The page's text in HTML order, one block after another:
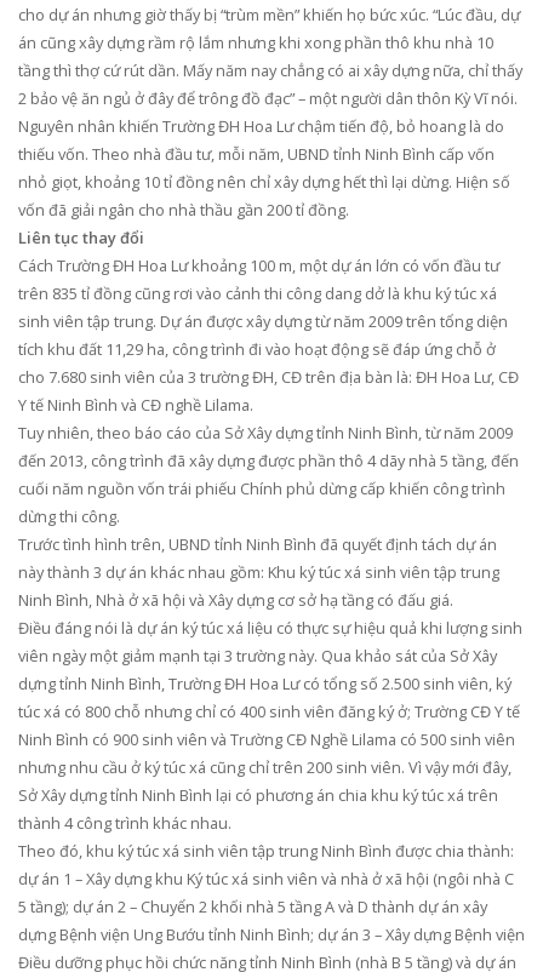
cho dự án nhưng giờ thấy bị “trùm mền” khiến họ bức xúc. “Lúc đầu, dự
án cũng xây dựng rầm rộ lắm nhưng khi xong phần thô khu nhà 10
tầng thì thợ cứ rút dần. Mấy năm nay chẳng có ai xây dựng nữa, chỉ thấy
2 bảo vệ ăn ngủ ở đây để trông đồ đạc” – một người dân thôn Kỳ Vĩ nói.
Nguyên nhân khiến Trường ĐH Hoa Lư chậm tiến độ, bỏ hoang là do
thiếu vốn. Theo nhà đầu tư, mỗi năm, UBND tỉnh Ninh Bình cấp vốn
nhỏ giọt, khoảng 10 tỉ đồng nên chỉ xây dựng hết thì lại dừng. Hiện số
vốn đã giải ngân cho nhà thầu gần 200 tỉ đồng.
Liên tục thay đổi
Cách Trường ĐH Hoa Lư khoảng 100 m, một dự án lớn có vốn đầu tư
trên 835 tỉ đồng cũng rơi vào cảnh thi công dang dở là khu ký túc xá
sinh viên tập trung. Dự án được xây dựng từ năm 2009 trên tổng diện
tích khu đất 11,29 ha, công trình đi vào hoạt động sẽ đáp ứng chỗ ở
cho 7.680 sinh viên của 3 trường ĐH, CĐ trên địa bàn là: ĐH Hoa Lư, CĐ
Y tế Ninh Bình và CĐ nghề Lilama.
Tuy nhiên, theo báo cáo của Sở Xây dựng tỉnh Ninh Bình, từ năm 2009
đến 2013, công trình đã xây dựng được phần thô 4 dãy nhà 5 tầng, đến
cuối năm nguồn vốn trái phiếu Chính phủ dừng cấp khiến công trình
dừng thi công.
Trước tình hình trên, UBND tỉnh Ninh Bình đã quyết định tách dự án
này thành 3 dự án khác nhau gồm: Khu ký túc xá sinh viên tập trung
Ninh Bình, Nhà ở xã hội và Xây dựng cơ sở hạ tầng có đấu giá.
Điều đáng nói là dự án ký túc xá liệu có thực sự hiệu quả khi lượng sinh
viên ngày một giảm mạnh tại 3 trường này. Qua khảo sát của Sở Xây
dựng tỉnh Ninh Bình, Trường ĐH Hoa Lư có tổng số 2.500 sinh viên, ký
túc xá có 800 chỗ nhưng chỉ có 400 sinh viên đăng ký ở; Trường CĐ Y tế
Ninh Bình có 900 sinh viên và Trường CĐ Nghề Lilama có 500 sinh viên
nhưng nhu cầu ở ký túc xá cũng chỉ trên 200 sinh viên. Vì vậy mới đây,
Sở Xây dựng tỉnh Ninh Bình lại có phương án chia khu ký túc xá trên
thành 4 công trình khác nhau.
Theo đó, khu ký túc xá sinh viên tập trung Ninh Bình được chia thành:
dự án 1 – Xây dựng khu Ký túc xá sinh viên và nhà ở xã hội (ngôi nhà C
5 tầng); dự án 2 – Chuyển 2 khối nhà 5 tầng A và D thành dự án xây
dựng Bệnh viện Ung Bướu tỉnh Ninh Bình; dự án 3 – Xây dựng Bệnh viện
Điều dưỡng phục hồi chức năng tỉnh Ninh Bình (nhà B 5 tầng) và dự án